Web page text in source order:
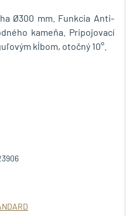
Ø300 mm. Funkcia Anti-
kameňa. Pripojovací
kĺbom, otočný 10°.